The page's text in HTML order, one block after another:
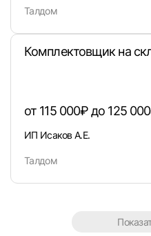
Вход по коду
Талдом
Комплектовщик на
от 115 000₽ до 125
ИП Исаков А.Е.
Талдом